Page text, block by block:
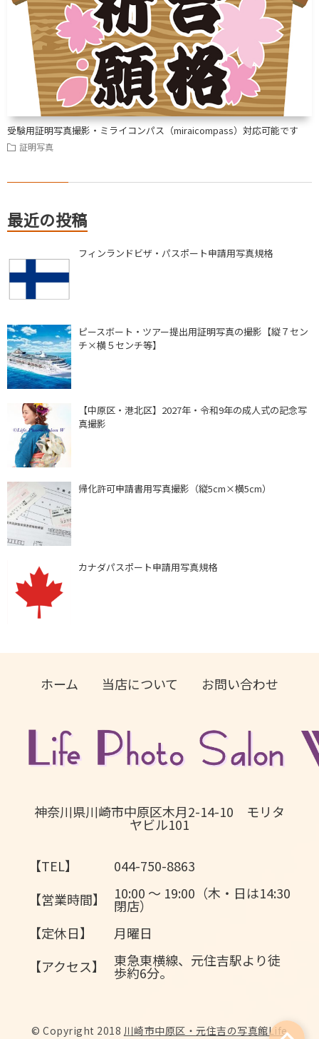
受験用証明写真撮影・ミライコンパス（miraicompass）対応可能です
証明写真
最近の投稿
フィンランドビザ・パスポート申請用写真規格
ピースボート・ツアー提出用証明写真の撮影【縦７セン
チ×横５センチ等】
【中原区・港北区】2027年・令和9年の成人式の記念写
真撮影
帰化許可申請書用写真撮影（縦5cm×横5cm）
カナダパスポート申請用写真規格
ホーム 当店について お問い合わせ
神奈川県川崎市中原区木月2-14-10 モリタ
ヤビル101
【TEL】
044-750-8863
【営業時間】
10:00 〜 19:00（木・日は14:30
閉店）
【定休日】
月曜日
【アクセス】
東急東横線、元住吉駅より徒
歩約6分。
© Copyright 2018 川崎市中原区・元住吉の写真館Life